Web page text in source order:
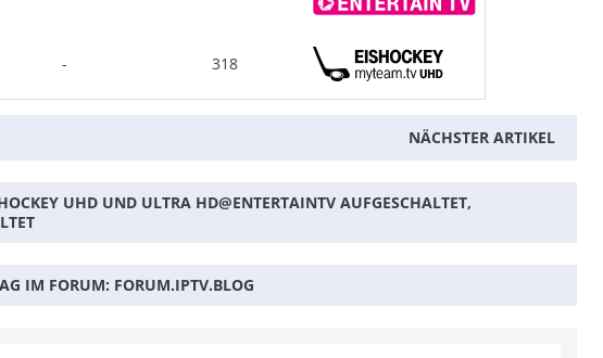
- 318
NÄCHSTER ARTIKEL
UHD UND ULTRA HD@ENTERTAINTV AUFGESCHALTET,
IM FORUM: FORUM.IPTV.BLOG